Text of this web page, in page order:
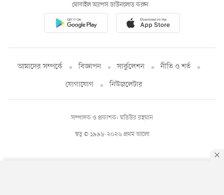
মোবাইল অ্যাপস ডাউনলোড করুন
আমাদের সম্পর্কে বিজ্ঞাপন সার্কুলেশন
নীতি ও শর্ত
যোগাযোগ
নিউজলেটার
স্বত্ব © ১৯৯৮-২০২৬ প্রথম আলো
সম্পাদক ও প্রকাশক: মতিউর রহমান